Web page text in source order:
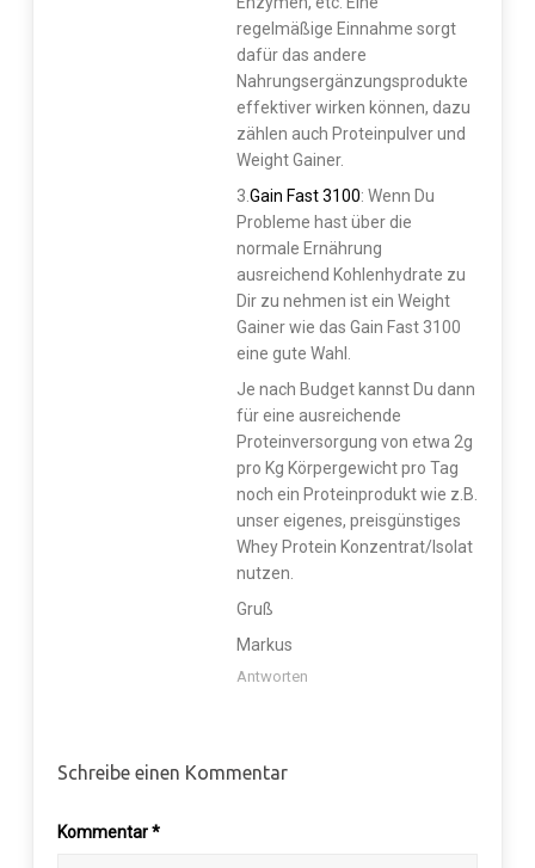
regelmäßige Einnahme sorgt
dafür das andere
Nahrungsergänzungsprodukte
effektiver wirken können, dazu
zählen auch Proteinpulver und
Weight Gainer.
3. Gain Fast 3100: Wenn Du
Probleme hast über die
normale Ernährung
ausreichend Kohlenhydrate zu
Dir zu nehmen ist ein Weight
Gainer wie das Gain Fast 3100
eine gute Wahl.
Je nach Budget kannst Du dann
für eine ausreichende
Proteinversorgung von etwa 2g
pro Kg Körpergewicht pro Tag
noch ein Proteinprodukt wie z.B.
unser eigenes, preisgünstiges
Whey Protein Konzentrat/Isolat
nutzen.
Gruß
Markus
Antworten
Schreibe einen Kommentar
Kommentar*